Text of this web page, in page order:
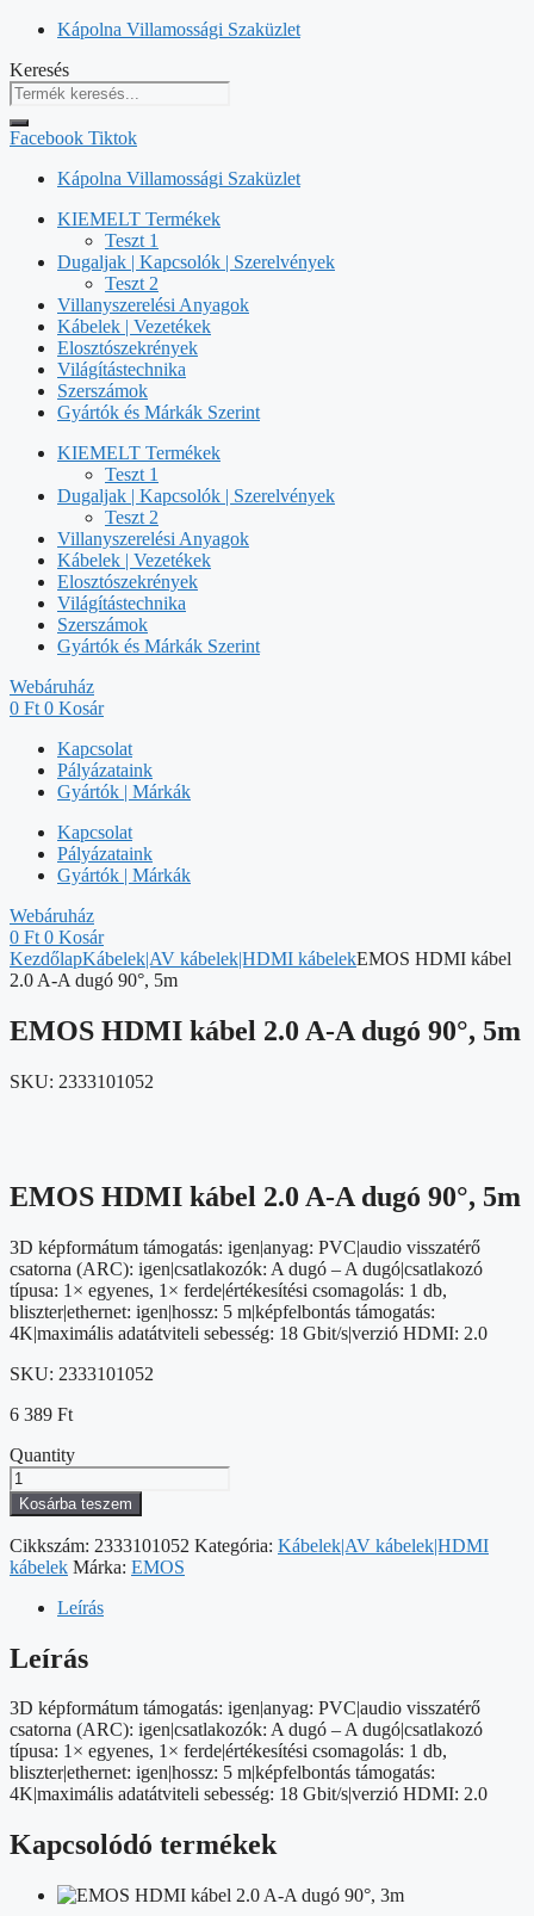
Kilépés
tartalomba
Kápolna Villamossági Szaküzlet
Keresés
Facebook Tiktok
Kápolna Villamossági Szaküzlet
KIEMELT Termékek
Teszt 1
Dugaljak | Kapcsolók | Szerelvények
Teszt 2
Villanyszerelési Anyagok
Kábelek | Vezetékek
Elosztószekrények
Világítástechnika
Szerszámok
Gyártók és Márkák Szerint
KIEMELT Termékek
Teszt 1
Dugaljak | Kapcsolók | Szerelvények
Teszt 2
Villanyszerelési Anyagok
Kábelek | Vezetékek
Elosztószekrények
Világítástechnika
Szerszámok
Gyártók és Márkák Szerint
Webáruház
0 Ft 0 Kosár
Kapcsolat
Pályázataink
Gyártók | Márkák
Kapcsolat
Pályázataink
Gyártók | Márkák
Webáruház
0 Ft 0 Kosár
KezdőlapKábelek|AV kábelek|HDMI kábelekEMOS HDMI kábel
2.0 A-A dugó 90°, 5m
EMOS HDMI kábel 2.0 A-A dugó 90°, 5m
SKU: 2333101052
EMOS HDMI kábel 2.0 A-A dugó 90°, 5m
3D képformátum támogatás: igen|anyag: PVC|audio visszatérő
csatorna (ARC): igen|csatlakozók: A dugó – A dugó|csatlakozó
típusa: 1× egyenes, 1× ferde|értékesítési csomagolás: 1 db,
bliszter|ethernet: igen|hossz: 5 m|képfelbontás támogatás:
4K|maximális adatátviteli sebesség: 18 Gbit/s|verzió HDMI: 2.0
SKU: 2333101052
6 389 Ft
Quantity
EMOS
HDMI
kábel
2.0
A-
A
dugó
5m
mennyiség
Kosárba teszem
Cikkszám: 2333101052 Kategória: Kábelek|AV kábelek|HDMI
kábelek Márka: EMOS
Leírás
Leírás
3D képformátum támogatás: igen|anyag: PVC|audio visszatérő
csatorna (ARC): igen|csatlakozók: A dugó – A dugó|csatlakozó
típusa: 1× egyenes, 1× ferde|értékesítési csomagolás: 1 db,
bliszter|ethernet: igen|hossz: 5 m|képfelbontás támogatás:
4K|maximális adatátviteli sebesség: 18 Gbit/s|verzió HDMI: 2.0
Kapcsolódó termékek